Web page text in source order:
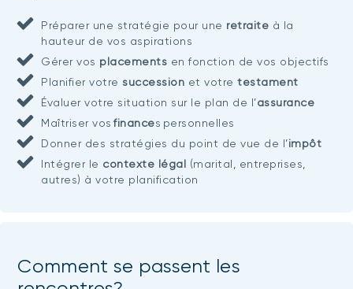
Préparer une stratégie pour une retraite à la
hauteur de vos aspirations
Gérer vos placements en fonction de vos objectifs
Planifier votre succession et votretestament
Évaluer votre situation sur le plan de l’assurance
Maîtriser vosfinances personnelles
Donner des stratégies du point de vue de l’impôt
Intégrer le contexte légal (marital, entreprises,
autres) à votre planification
Comment se passent les